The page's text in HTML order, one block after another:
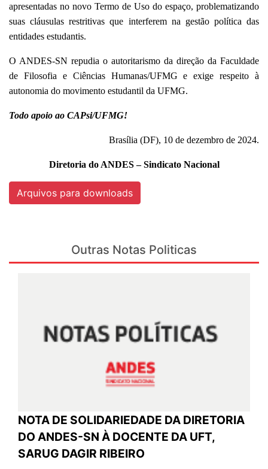
apresentadas no novo Termo de Uso do espaço, problematizando
suas cláusulas restritivas que interferem na gestão política das
entidades estudantis.
O ANDES-SN repudia o autoritarismo da direção da Faculdade
de Filosofia e Ciências Humanas/UFMG e exige respeito à
autonomia do movimento estudantil da UFMG.
Todo apoio ao CAPsi/UFMG!
Brasília (DF), 10 de dezembro de 2024.
Diretoria do ANDES – Sindicato Nacional
Arquivos para downloads
Outras Notas Politicas
NOTA DE SOLIDARIEDADE DA DIRETORIA
DO ANDES-SN À DOCENTE DA UFT,
SARUG DAGIR RIBEIRO